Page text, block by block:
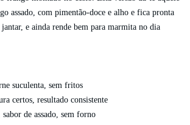
assado, com pimentão-doce e alho e fica pronta
jantar, e ainda rende bem para marmita no dia
suculenta, sem fritos
certos, resultado consistente
de assado, sem forno